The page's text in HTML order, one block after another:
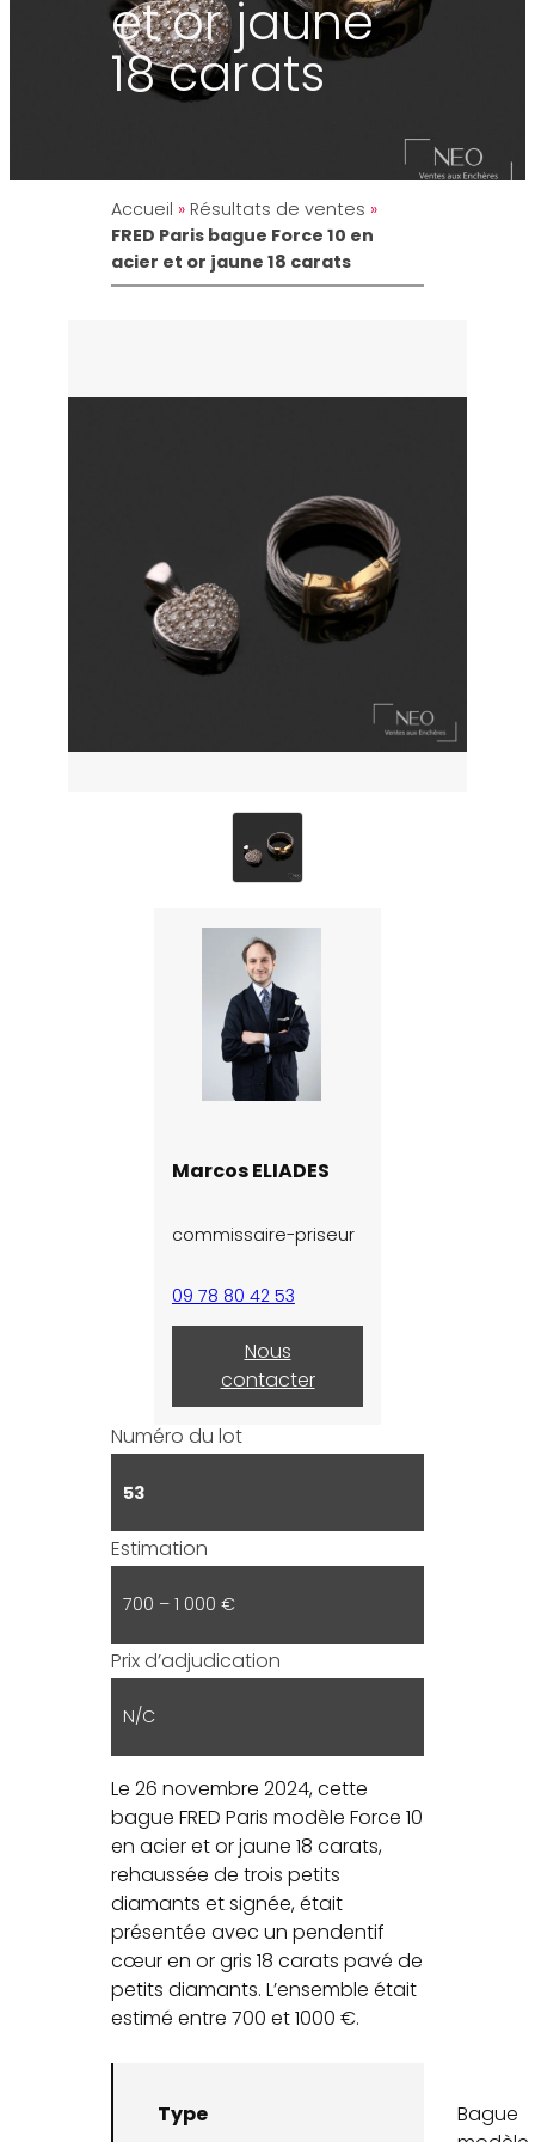
et or jaune
18 carats
Accueil » Résultats de ventes »
FRED Paris bague Force 10 en
acier et or jaune 18 carats
Marcos ELIADES
commissaire-priseur
09 78 80 42 53
Nous
contacter
Numéro du lot
53
Estimation
700 – 1 000 €
Prix d’adjudication
N/C
Le 26 novembre 2024, cette
bague FRED Paris modèle Force 10
en acier et or jaune 18 carats,
rehaussée de trois petits
diamants et signée, était
présentée avec un pendentif
cœur en or gris 18 carats pavé de
petits diamants. L’ensemble était
estimé entre 700 et 1000 €.
Type
Bague